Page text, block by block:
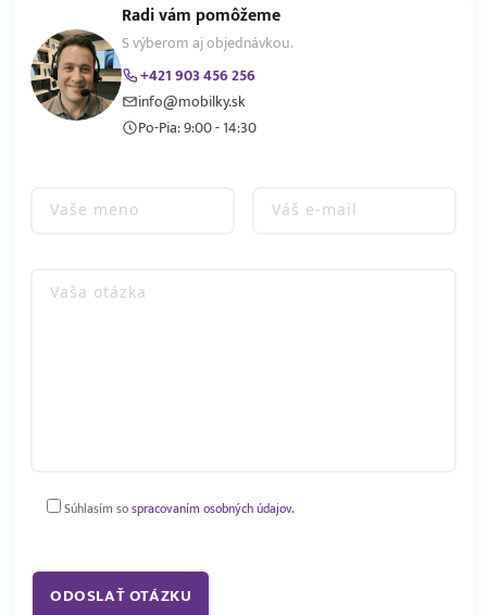
Radi vám pomôžeme
S výberom aj objednávkou.
+421 903 456 256
info@mobilky.sk
Po-Pia: 9:00 - 14:30
Súhlasím sospracovaním osobných údajov.